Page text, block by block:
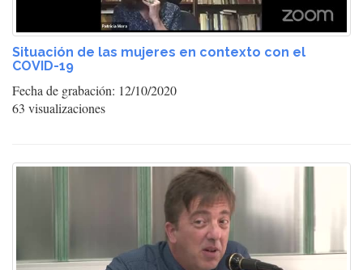
Situación de las mujeres en contexto con el
COVID-19
Fecha de grabación: 12/10/2020
63 visualizaciones